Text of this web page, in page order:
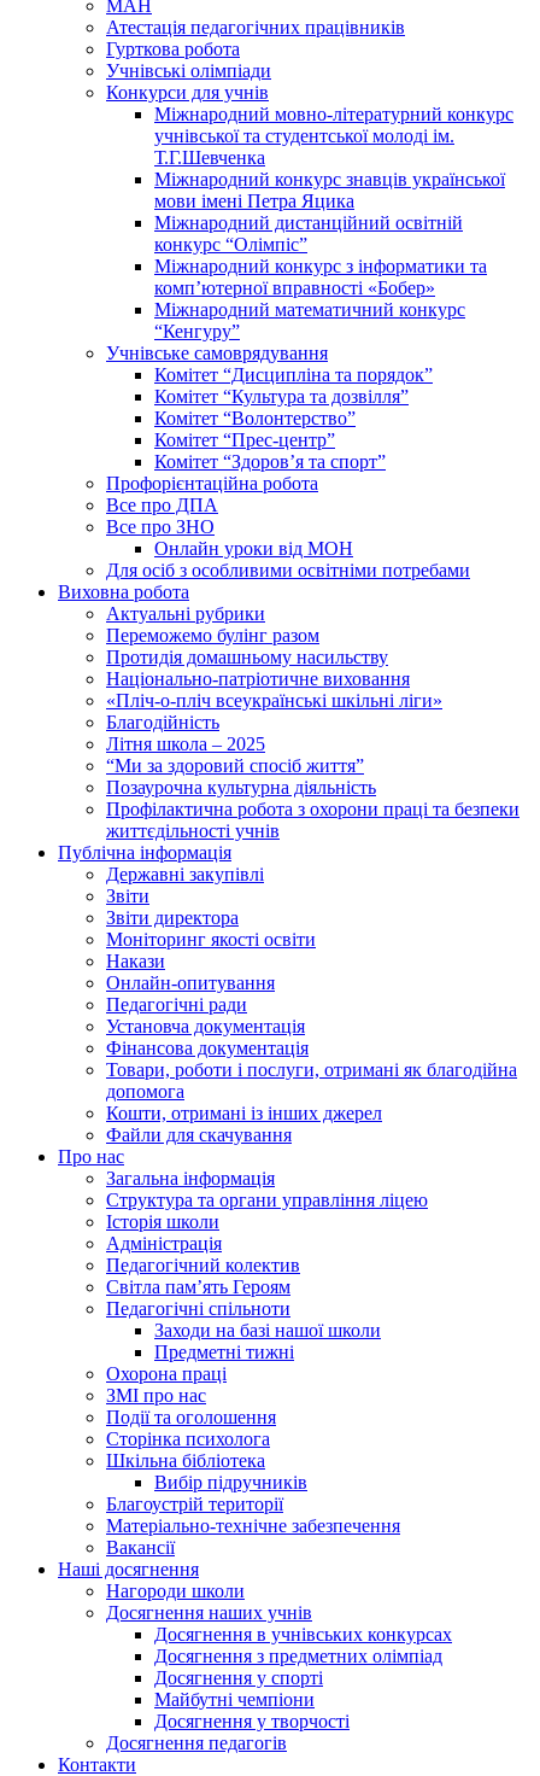
МАН
Атестація педагогічних працівників
Гурткова робота
Учнівські олімпіади
Конкурси для учнів
Мiжнародний мовно-літературний конкурс
учнiвської та студентської молодi iм.
Т.Г.Шевченка
Міжнародний конкурс знавців української
мови імені Петра Яцика
Міжнародний дистанційний освітній
конкурс “Олімпіс”
Міжнародний конкурс з інформатики та
комп’ютерної вправності «Бобер»
Міжнародний математичний конкурс
“Кенгуру”
Учнівське самоврядування
Комітет “Дисципліна та порядок”
Комітет “Культура та дозвілля”
Комітет “Волонтерство”
Комітет “Прес-центр”
Комітет “Здоров’я та спорт”
Профорієнтаційна робота
Все про ДПА
Все про ЗНО
Онлайн уроки від МОН
Для осіб з особливими освітніми потребами
Виховна робота
Актуальні рубрики
Переможемо булінг разом
Протидія домашньому насильству
Національно-патріотичне виховання
«Пліч-о-пліч всеукраїнські шкільні ліги»
Благодійність
Літня школа – 2025
“Ми за здоровий спосіб життя”
Позаурочна культурна діяльність
Профілактична робота з охорони праці та безпеки
життєдільності учнів
Публічна інформація
Державні закупівлі
Звіти
Звіти директора
Моніторинг якості освіти
Накази
Онлайн-опитування
Педагогічні ради
Установча документація
Фінансова документація
Товари, роботи і послуги, отримані як благодійна
допомога
Кошти, отримані із інших джерел
Файли для скачування
Про нас
Загальна інформація
Структура та органи управління ліцею
Історія школи
Адміністрація
Педагогічний колектив
Світла пам’ять Героям
Педагогічні спільноти
Заходи на базі нашої школи
Предметні тижні
Охорона праці
ЗМІ про нас
Події та оголошення
Сторінка психолога
Шкільна бібліотека
Вибір підручників
Благоустрій території
Матеріально-технічне забезпечення
Вакансії
Наші досягнення
Нагороди школи
Досягнення наших учнів
Досягнення в учнівських конкурсах
Досягнення з предметних олімпіад
Досягнення у спорті
Майбутні чемпіони
Досягнення у творчості
Досягнення педагогів
Контакти